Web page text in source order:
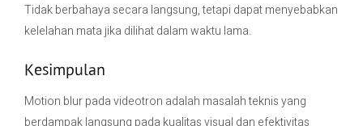
Tidak berbahaya secara langsung, tetapi dapat menyebabkan
kelelahan mata jika dilihat dalam waktu lama.
Kesimpulan
Motion blur pada videotron adalah masalah teknis yang